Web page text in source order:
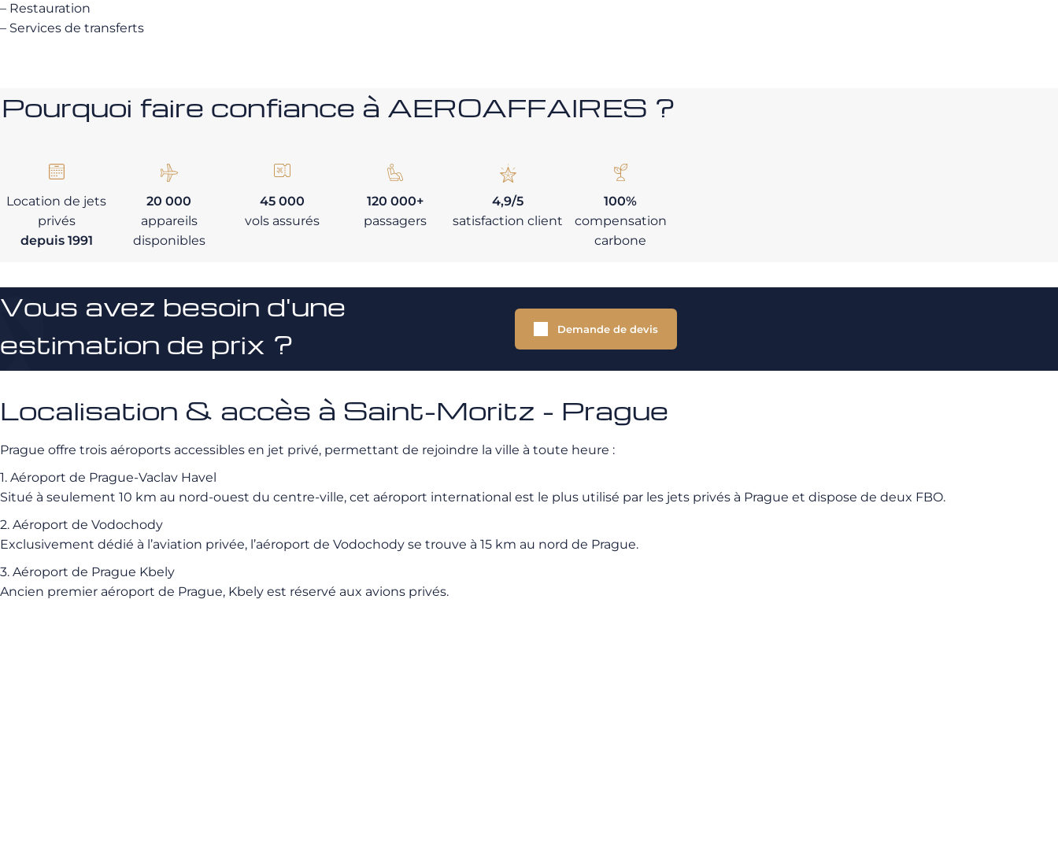
– Restauration
– Services de transferts
Pourquoi faire confiance à AEROAFFAIRES ?
Location de jets
privés
depuis 1991
20 000
appareils
disponibles
45 000
vols assurés
120 000+
passagers
4,9/5
satisfaction client
100%
compensation
carbone
Vous avez besoin d'une
estimation de prix ?
Demande de devis
Localisation & accès à Saint-Moritz - Prague
Prague offre trois aéroports accessibles en jet privé, permettant de rejoindre la ville à toute heure :
1. Aéroport de Prague-Vaclav Havel
Situé à seulement 10 km au nord-ouest du centre-ville, cet aéroport international est le plus utilisé par les jets privés à Prague et dispose de deux FBO.
2. Aéroport de Vodochody
Exclusivement dédié à l’aviation privée, l’aéroport de Vodochody se trouve à 15 km au nord de Prague.
3. Aéroport de Prague Kbely
Ancien premier aéroport de Prague, Kbely est réservé aux avions privés.